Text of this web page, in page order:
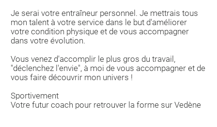
Je serai votre entraîneur personnel. Je mettrais tous
mon talent à votre service dans le but d'améliorer
votre condition physique et de vous accompagner
dans votre évolution.
Vous venez d'accomplir le plus gros du travail,
"déclenchez l'envie", à moi de vous accompagner et de
vous faire découvrir mon univers !
Sportivement
Votre futur coach pour retrouver la forme sur Vedène